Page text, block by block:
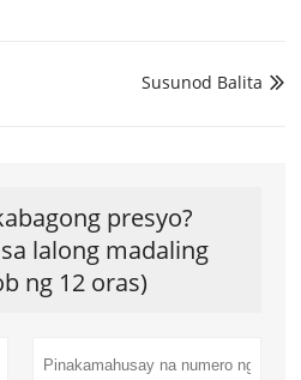

Susunod Balita
presyo?
lalong madaling
ng 12 oras)